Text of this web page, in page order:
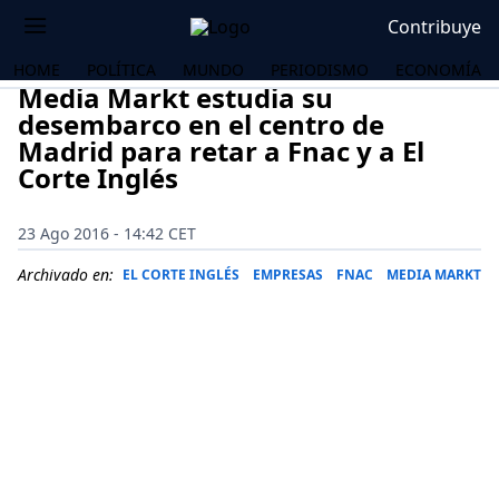
Contribuye
HOME POLÍTICA MUNDO PERIODISMO ECONOMÍA
Media Markt estudia su
desembarco en el centro de
Madrid para retar a Fnac y a El
Corte Inglés
23 Ago 2016 - 14:42 CET
Archivado en: EL CORTE INGLÉS EMPRESAS FNAC MEDIA MARKT